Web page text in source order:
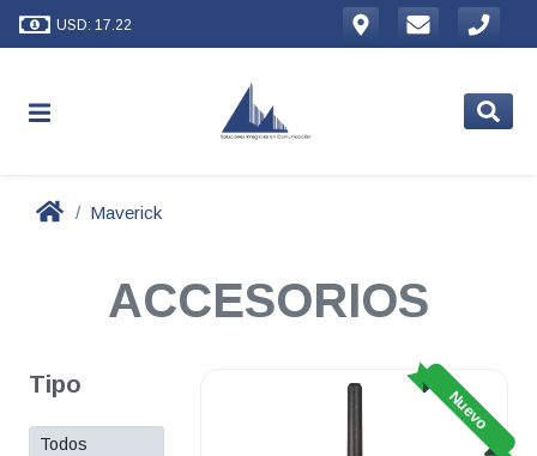
USD: 17.22
Maverick
ACCESORIOS
Tipo
Todos
Nuevo